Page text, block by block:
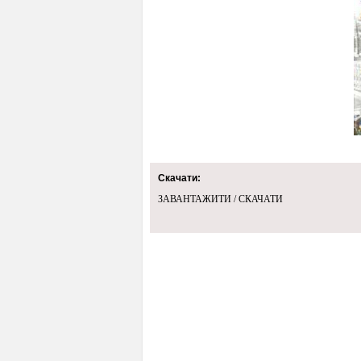
Скачати:
ЗАВАНТАЖИТИ / СКАЧАТИ